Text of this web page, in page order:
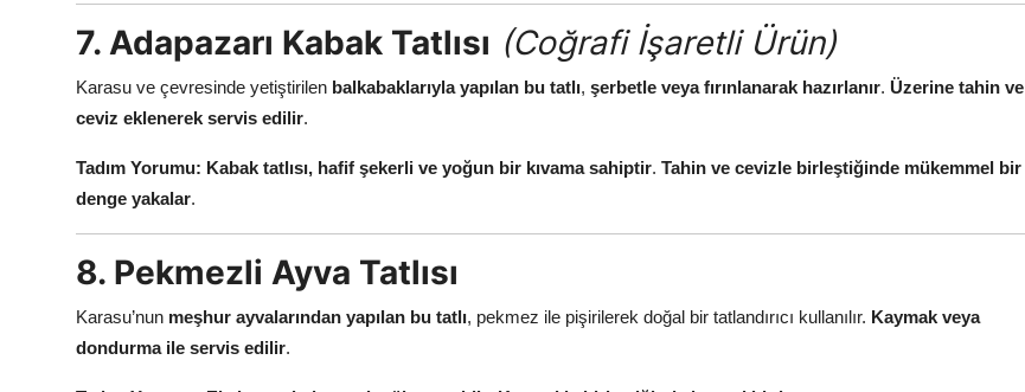
7. Adapazarı Kabak Tatlısı (Coğrafi İşaretli Ürün)
Karasu ve çevresinde yetiştirilen balkabaklarıyla yapılan bu tatlı, şerbetle veya fırınlanarak hazırlanır. Üzerine tahin ve
ceviz eklenerek servis edilir.
Tadım Yorumu: Kabak tatlısı, hafif şekerli ve yoğun bir kıvama sahiptir. Tahin ve cevizle birleştiğinde mükemmel bir
denge yakalar.
8. Pekmezli Ayva Tatlısı
Karasu’nun meşhur ayvalarından yapılan bu tatlı, pekmez ile pişirilerek doğal bir tatlandırıcı kullanılır. Kaymak veya
dondurma ile servis edilir.